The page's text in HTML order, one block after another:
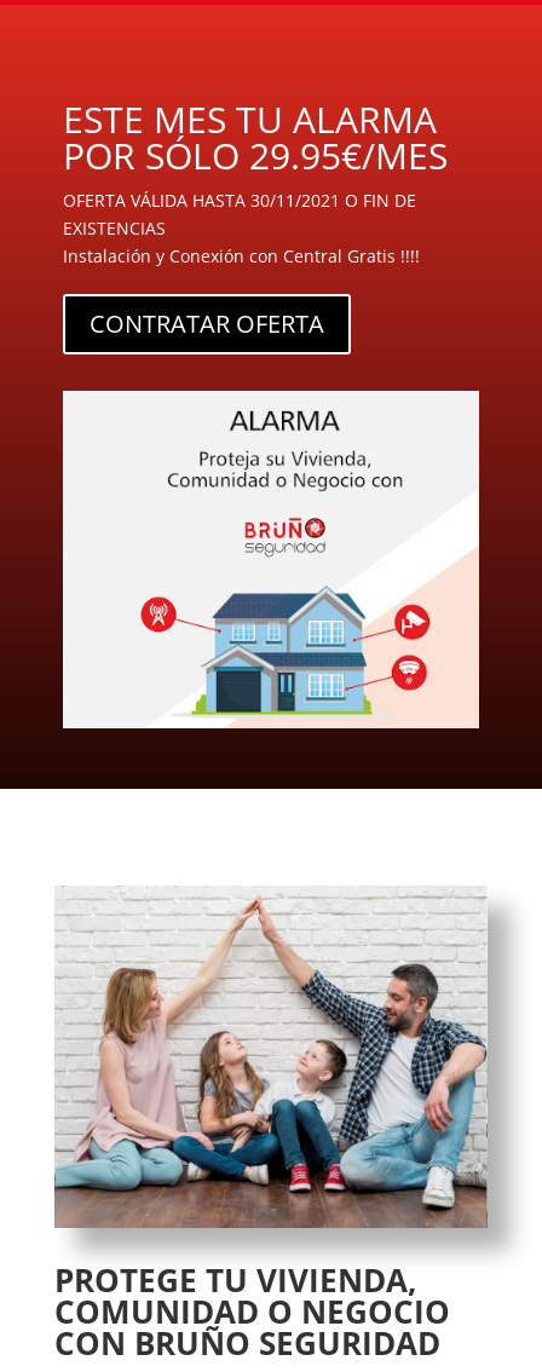
ESTE MES TU ALARMA
POR SÓLO 29.95€/MES
OFERTA VÁLIDA HASTA 30/11/2021 O FIN DE
EXISTENCIAS
Instalación y Conexión con Central Gratis !!!!
CONTRATAR OFERTA
PROTEGE TU VIVIENDA,
COMUNIDAD O NEGOCIO
CON BRUÑO SEGURIDAD